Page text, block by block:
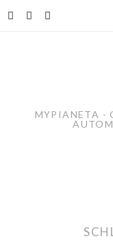
to
instagramfacebook
MYPIANETA -